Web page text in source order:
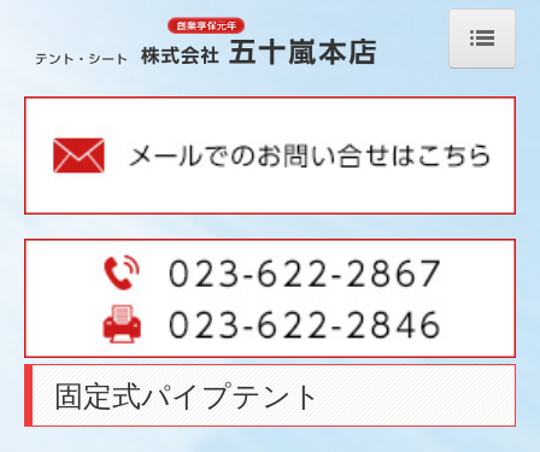
ホーム
オンラインショップ
屋外用カーテンレール（オンラインショップ）
厚手透明糸入シート ＊耐寒（オンラインショップ）
固定式パイプテント